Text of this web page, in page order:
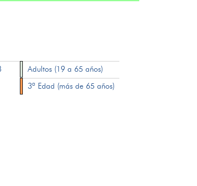
Adultos (19 a 65 años)
3ª Edad (más de 65 años)